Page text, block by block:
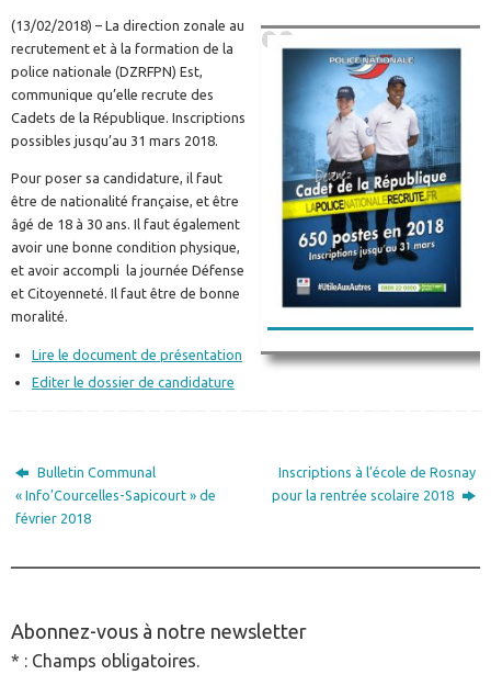
(13/02/2018) – La direction zonale au
recrutement et à la formation de la
police nationale (DZRFPN) Est,
communique qu’elle recrute des
Cadets de la République. Inscriptions
possibles jusqu’au 31 mars 2018.
Pour poser sa candidature, il faut
être de nationalité française, et être
âgé de 18 à 30 ans. Il faut également
avoir une bonne condition physique,
et avoir accompli la journée Défense
et Citoyenneté. Il faut être de bonne
moralité.
Lire le document de présentation
Editer le dossier de candidature
Bulletin Communal
« Info’Courcelles-Sapicourt » de
février 2018
Inscriptions à l’école de Rosnay
pour la rentrée scolaire 2018
Abonnez-vous à notre newsletter
* : Champs obligatoires.